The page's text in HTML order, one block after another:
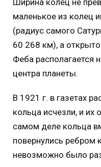
маленькое из колец
(радиус самого
60 268 км), а
Феба располагается
центра планеты.
В 1921 г. в газетах
кольца исчезли, и их
самом деле кольца
повернулись ребром
невозможно было